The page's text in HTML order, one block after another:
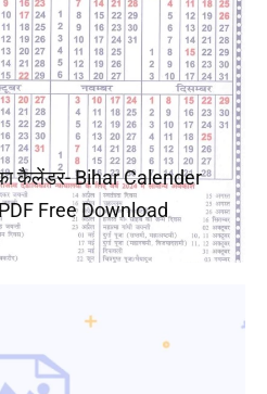
का कैलेंडर- Bihar Calender
Free Download